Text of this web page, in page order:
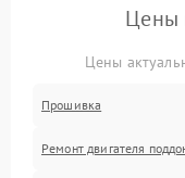
Цены
Цены
Прошивка
Ремонт двигателя